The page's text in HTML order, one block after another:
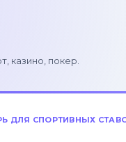
казино, покер.
ДЛЯ СПОРТИВНЫХ